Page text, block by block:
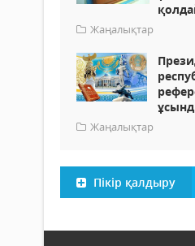
Жаңалықтар
Жаңалықтар
Пікір қалдыру